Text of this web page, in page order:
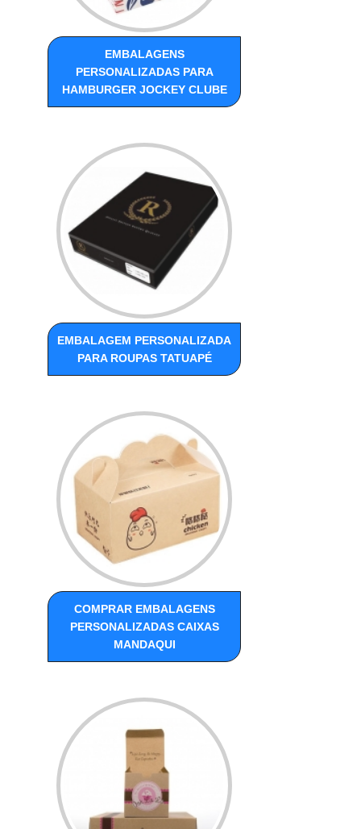
EMBALAGENS
PERSONALIZADAS PARA
HAMBURGER JOCKEY CLUBE
EMBALAGEM PERSONALIZADA
PARA ROUPAS TATUAPÉ
COMPRAR EMBALAGENS
PERSONALIZADAS CAIXAS
MANDAQUI